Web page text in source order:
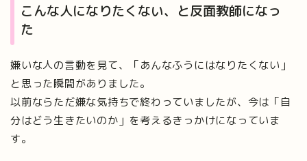
こんな人になりたくない、と反面教師になっ
た
嫌いな人の言動を見て、「あんなふうにはなりたくない」
と思った瞬間がありました。
以前ならただ嫌な気持ちで終わっていましたが、今は「自
分はどう生きたいのか」を考えるきっかけになっていま
す。